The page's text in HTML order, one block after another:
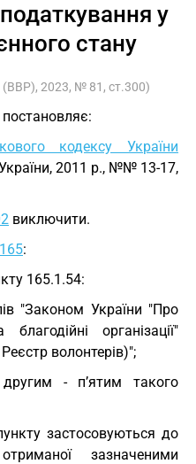
у
стану
(ВВР), 2023, № 81, ст.300)
кодексу України
2011 р., №№ 13-17,
виключити.
:
165.1.54:
"Законом України "Про
організації"
волонтерів)";
- п’ятим такого
застосовуються до
зазначеними